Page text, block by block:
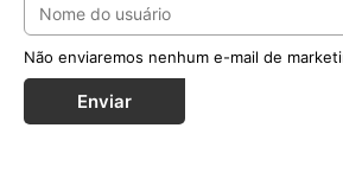
Não enviaremos nenhum e-mail de
Enviar